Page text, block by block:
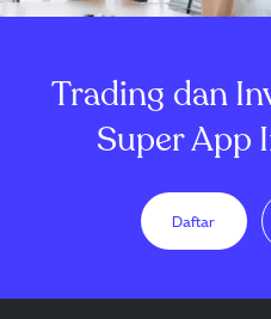
Trading dan
Super App
Daftar